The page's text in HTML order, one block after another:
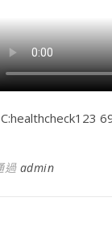
過 admin